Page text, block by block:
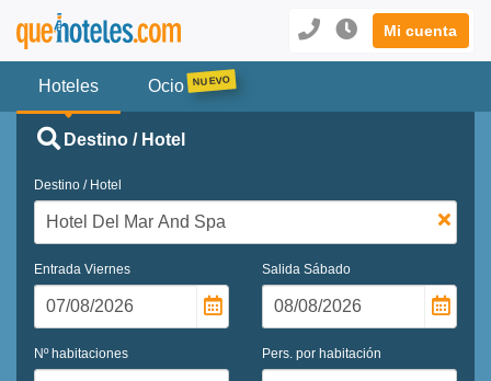
Mi cuenta
Hoteles Ocio
Destino / Hotel
Destino / Hotel
Entrada Viernes Salida Sábado
Nº habitaciones Pers. por habitación